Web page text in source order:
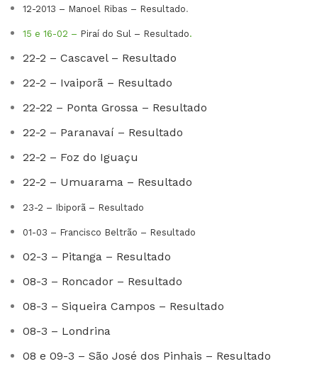
12-2013 – Manoel Ribas – Resultado.
15 e 16-02 – Piraí do Sul – Resultado.
22-2 – Cascavel – Resultado
22-2 – Ivaiporã – Resultado
22-22 – Ponta Grossa – Resultado
22-2 – Paranavaí – Resultado
22-2 – Foz do Iguaçu
22-2 – Umuarama – Resultado
23-2 – Ibiporã – Resultado
01-03 – Francisco Beltrão – Resultado
02-3 – Pitanga – Resultado
08-3 – Roncador – Resultado
08-3 – Siqueira Campos – Resultado
08-3 – Londrina
08 e 09-3 – São José dos Pinhais – Resultado